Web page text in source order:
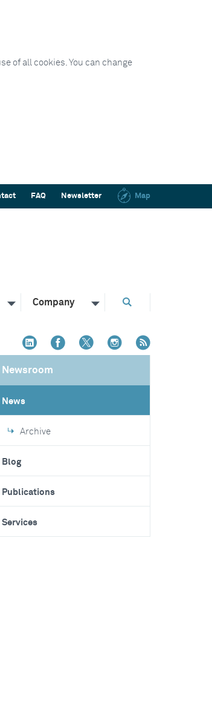
of all cookies. You can change
FAQ Newsletter Map
Company
Newsroom
News
Archive
Blog
Publications
Services